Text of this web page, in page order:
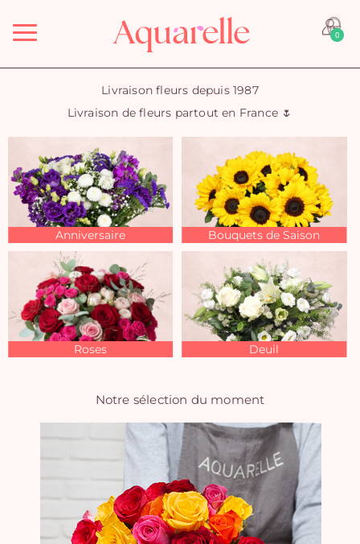
Menu 0
Livraison fleurs depuis 1987
Livraison de fleurs partout en France 🌷
Anniversaire Bouquets de Saison
Roses Deuil
Notre sélection du moment